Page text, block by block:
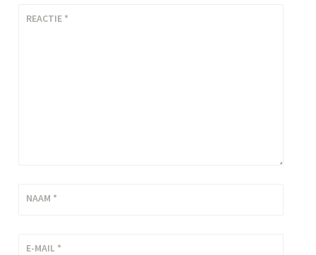
REACTIE *
NAAM *
E-MAIL *